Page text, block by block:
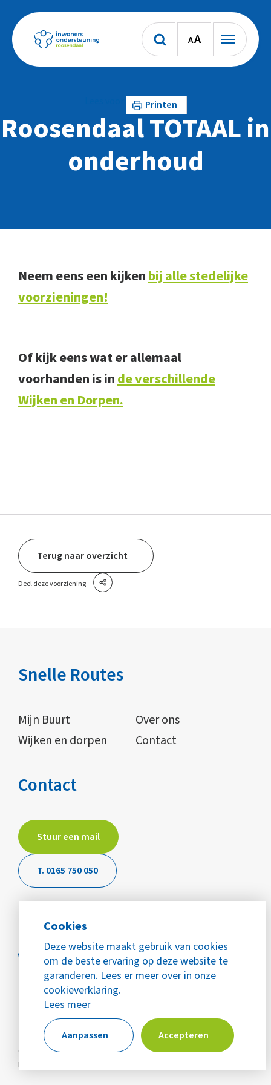
Cookies
Deze website maakt gebruik van cookies
om de beste ervaring op deze website te
garanderen. Lees er meer over in onze
cookieverklaring.
Lees meer
Aanpassen Accepteren
AA
Printen
Roosendaal TOTAAL in
onderhoud
Neem eens een kijkenbij alle stedelijke
voorzieningen!
Of kijk eens wat er allemaal
voorhanden is inde verschillende
Wijken en Dorpen.
Terug naar overzicht
Deel deze voorziening
Snelle Routes
Mijn Buurt
Over ons
Wijken en dorpen
Contact
Contact
Stuur een mail
T. 0165 750 050
© Copyright 2026 WijZijn Mijn Buurt
Alle rechten voorbehouden
Privacy